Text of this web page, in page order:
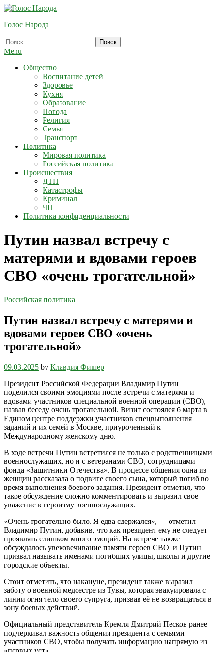
Skip
Content
Голос Народа
Найти:
Menu
Общество
Воспитание детей
Здоровье
Кухня
Образование
Погода
Религия
Семья
Транспорт
Политика
Мировая политика
Российская политика
Происшествия
ДТП
Катастрофы
Криминал
ЧП
Политика конфиденциальности
Путин назвал встречу с
матерями и вдовами героев
СВО «очень трогательной»
Российская политика
Путин назвал встречу с матерями и
вдовами героев СВО «очень
трогательной»
09.03.2025 by Клавдия Фишер
Президент Российской Федерации Владимир Путин
поделился своими эмоциями после встречи с матерями и
вдовами участников специальной военной операции (СВО),
назвав беседу очень трогательной. Визит состоялся 6 марта в
Едином центре поддержки участников спецвыполнения
заданий и их семей в Москве, приуроченный к
Международному женскому дню.
В ходе встречи Путин встретился не только с родственницами
военнослужащих, но и с ветеранами СВО, сотрудницами
фонда «Защитники Отечества». В процессе общения одна из
женщин рассказала о подвиге своего сына, который погиб во
время выполнения боевого задания. Президент отметил, что
такое обсуждение сложно комментировать и выразил свое
уважение к героизму военнослужащих.
«Очень трогательно было. Я едва сдержался», — отметил
Владимир Путин, добавив, что как президент ему не следует
проявлять слишком много эмоций. На встрече также
обсуждалось увековечивание памяти героев СВО, и Путин
призвал называть именами погибших улицы, школы и другие
городские объекты.
Стоит отметить, что накануне, президент также выразил
заботу о военной медсестре из Тувы, которая эвакуировала с
линии огня тело своего супруга, призвав её не возвращаться в
зону боевых действий.
Официальный представитель Кремля Дмитрий Песков ранее
подчеркивал важность общения президента с семьями
участников СВО, чтобы получать информацию напрямую из
«первых уст».